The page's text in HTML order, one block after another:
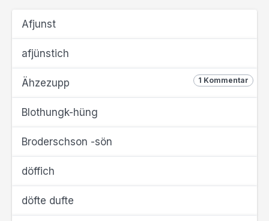
Afjunst
afjünstich
1 Kommentar
Ähzezupp
Blothungk-hüng
Broderschson -sön
döffich
döfte dufte